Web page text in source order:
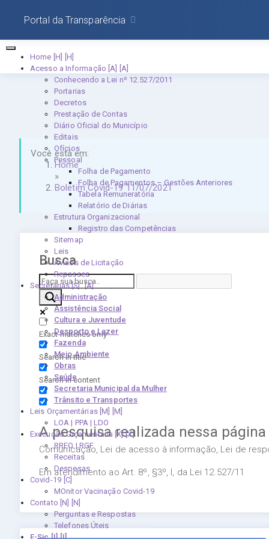
Home [H]
Acesso a Informação [A]
Conhecendo a Lei nº 12.527/2011
Portarias
Decretos
Prestação de Contas
Diário Oficial do Município
Editais
Ofícios
Pessoal
Folha de Pagamento
Folha de Pagamentos – Gestões Anteriores
Tabela Remuneratória
Relatório de Diárias
Estrutura Organizacional
Registro das Competências
Sitemap
Leis
Avisos de Licitação
Repasses
Secretarias [S]
Administração
Assistência Social
Cultura e Juventude
Desporto e Lazer
Fazenda
Meio Ambiente
Obras
Saúde
Secretaria Municipal da Mulher
Trânsito e Transportes
Leis Orçamentárias [M]
LOA | PPA | LDO
Execução Orçamentária [X]
RREO | RGF
Receitas
Despesas
Covid-19
MOnitor Vacinação Covid-19
Contato [N]
Perguntas e Respostas
Telefones Úteis
E-Sic [I]
Portal da Transparência
Você está em:
Home
»
Boletim Covid-19 11/07/2021
Busca
Exact matches only
Search in title
Search in content
A pesquisa realizada nessa
Comunicação, Lei de acesso à informação, Lei de
Em atendimento ao Art. 8º, §3º, I, da Lei 12.527/11